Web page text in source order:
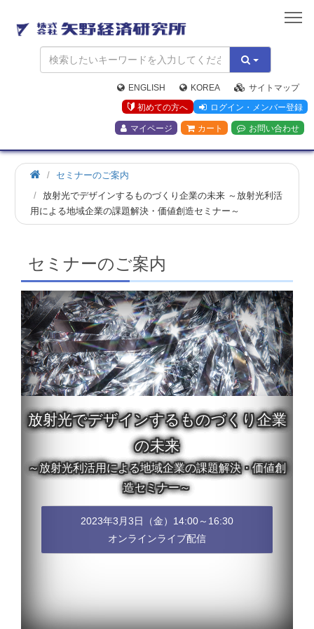
矢
野
経
済
研
究
所
ENGLISH KOREA
サイトマップ
初めての方へ
ログイン・メンバー登録
マイページ カート お問い合わせ
ホ
ー
セミナーのご案内
放射光でデザインするものづくり企業の未来 ～放射光利活
用による地域企業の課題解決・価値創造セミナー～
セミナーのご案内
放射光でデザインするものづくり企業
の未来
～放射光利活用による地域企業の課題解決・価値創
造セミナー～
2023年3月3日（金）14:00～16:30
オンラインライブ配信